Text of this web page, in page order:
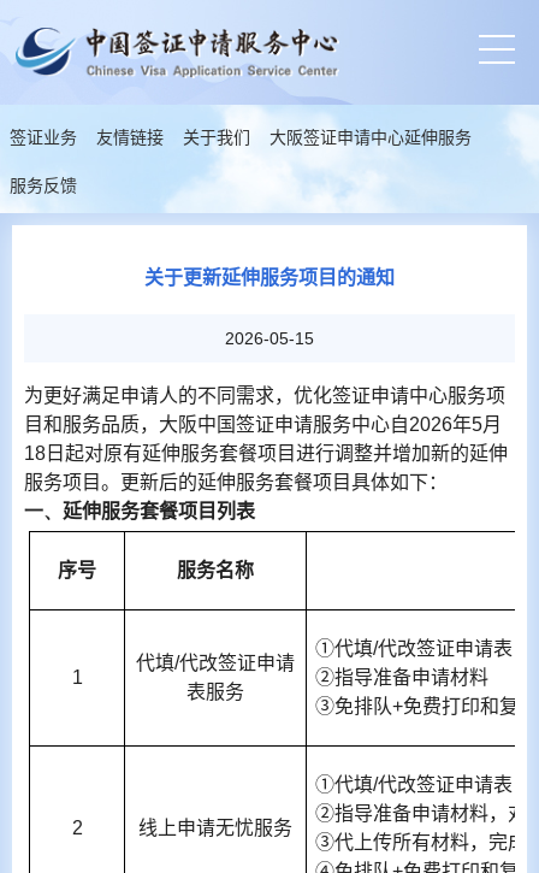
签证业务 友情链接 关于我们 大阪签证申请中心延伸服务
服务反馈
关于更新延伸服务项目的通知
2026-05-15
为更好满足申请人的不同需求，优化签证申请中心服务项
目和服务品质，大阪中国签证申请服务中心自2026年5月
18 日起对原有延伸服务套餐项目进行调整并增加新的延伸
服务项目。更新后的延伸服务套餐项目具体如下：
一、 延伸服务套餐项目列表
序号 服务名称
1
代填/代改签证申请
表服务
①代填/代改签证申请表，
②指导准备申请材料
③免排队+免费打印和复印
2 线上申请无忧服务
①代填/代改签证申请表，
②指导准备申请材料，对
③代上传所有材料，完成